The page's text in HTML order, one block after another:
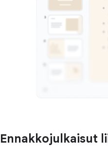
Ennakkojulkaisut